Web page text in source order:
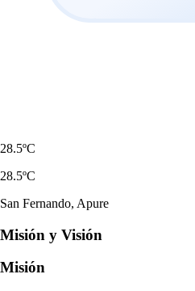
28.5ºC
28.5ºC
San Fernando, Apure
Misión y Visión
Misión